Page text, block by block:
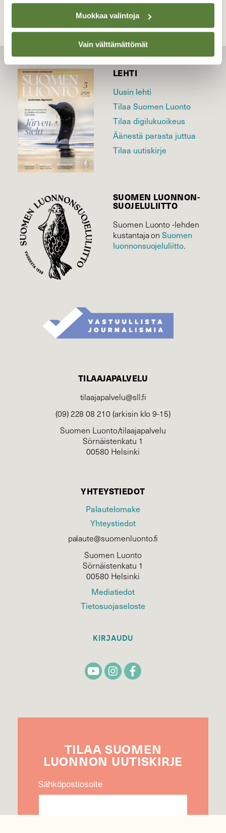
Muokkaa valintoja
Vain välttämättömät
LEHTI
Uusin lehti
Tilaa Suomen Luonto
Tilaa digilukuoikeus
Äänestä parasta juttua
Tilaa uutiskirje
SUOMEN LUONNON­
SUOJELU­LIITTO
Suomen Luonto -lehden
kustantaja onSuomen
luonnonsuojelu­liitto.
TILAAJAPALVELU
tilaajapalvelu@sll.fi
(09) 228 08 210 (arkisin klo 9-15)
Suomen Luonto/tilaajapalvelu
Sörnäistenkatu 1
00580 Helsinki
YHTEYSTIEDOT
Palautelomake
Yhteystiedot
palaute@suomenluonto.fi
Suomen Luonto
Sörnäistenkatu 1
00580 Helsinki
Mediatiedot
Tietosuojaseloste
KIRJAUDU
TILAA SUOMEN
LUONNON UUTIS­KIRJE
Sähköpostiosoite